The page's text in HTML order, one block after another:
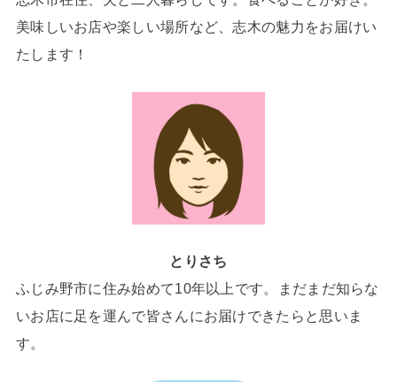
美味しいお店や楽しい場所など、志木の魅力をお届けい
たします！
とりさち
ふじみ野市に住み始めて10年以上です。まだまだ知らな
いお店に足を運んで皆さんにお届けできたらと思いま
す。